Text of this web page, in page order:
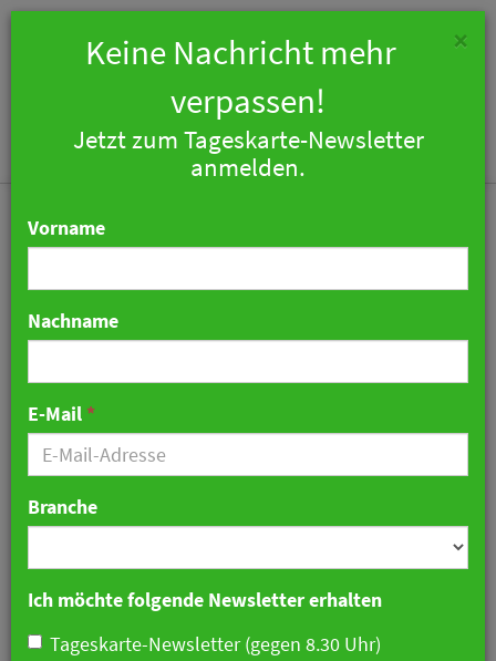
Markus Stöckle plant
neues Restaurant in
Zürich
×
Keine Nachricht mehr
verpassen!
Jetzt zum Tageskarte-Newsletter
anmelden.
Vorname
Nachname
E-Mail *
Branche
Ich möchte folgende Newsletter erhalten
Tageskarte-Newsletter (gegen 8.30 Uhr)